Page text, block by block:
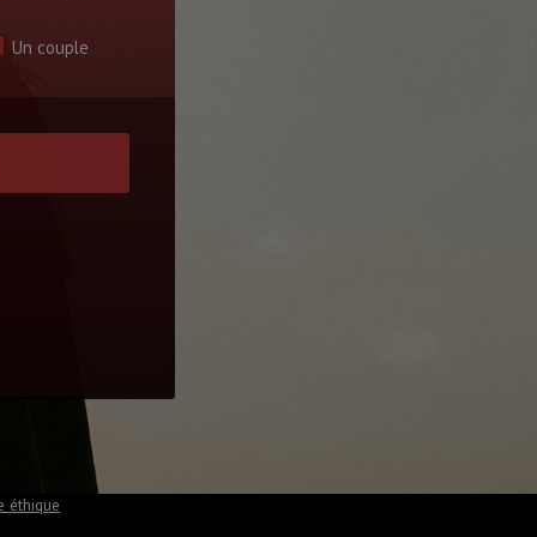
Un couple
éthique